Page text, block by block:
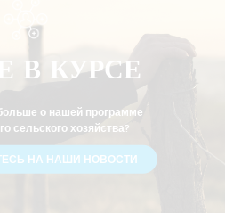
В КУРСЕ
о нашей программе
сельского хозяйства?
НА НАШИ НОВОСТИ